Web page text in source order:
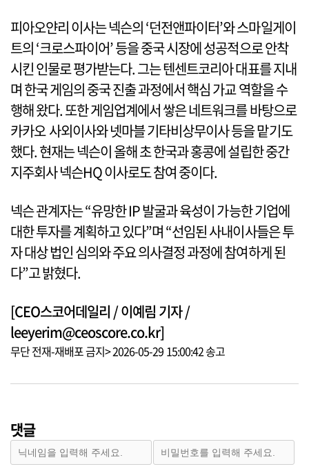
피아오얀리 이사는 넥슨의 ‘던전앤파이터’와 스마일게이
트의 ‘크로스파이어’ 등을 중국 시장에 성공적으로 안착
시킨 인물로 평가받는다. 그는 텐센트코리아 대표를 지내
며 한국 게임의 중국 진출 과정에서 핵심 가교 역할을 수
행해 왔다. 또한 게임업계에서 쌓은 네트워크를 바탕으로
카카오 사외이사와 넷마블 기타비상무이사 등을 맡기도
했다. 현재는 넥슨이 올해 초 한국과 홍콩에 설립한 중간
지주회사 넥슨HQ 이사로도 참여 중이다.
넥슨 관계자는 “유망한 IP 발굴과 육성이 가능한 기업에
대한 투자를 계획하고 있다”며 “선임된 사내이사들은 투
자 대상 법인 심의와 주요 의사결정 과정에 참여하게 된
다”고 밝혔다.
[CEO스코어데일리 / 이예림 기자 /
leeyerim@ceoscore.co.kr]
무단 전재-재배포 금지> 2026-05-29 15:00:42 송고
댓글